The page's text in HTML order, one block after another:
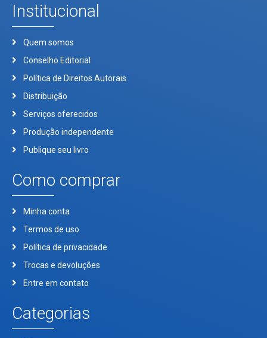
Institucional
Quem somos
Conselho Editorial
Política de Direitos Autorais
Distribuição
Serviços oferecidos
Produção independente
Publique seu livro
Como comprar
Minha conta
Termos de uso
Política de privacidade
Trocas e devoluções
Entre em contato
Categorias